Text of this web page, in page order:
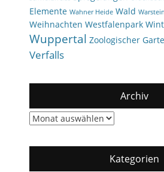
Elemente Wahner Heide Wald Warstein
Weihnachten Westfalenpark
Wuppertal Zoologischer
Verfalls
Archiv
Archiv
Kategorien